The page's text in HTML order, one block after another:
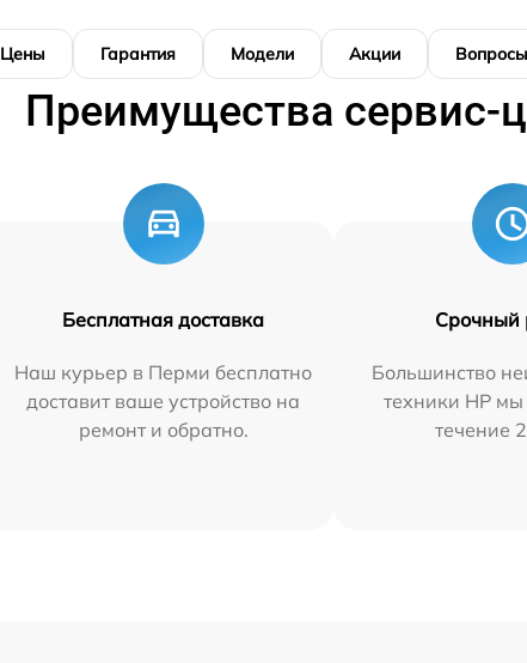
Цены Гарантия Модели Акции Вопросы
Преимущества сервис-
Бесплатная доставка
Наш курьер в Перми бесплатно
доставит ваше устройство на
ремонт и обратно.
Срочный
Большинство
техники HP
течение